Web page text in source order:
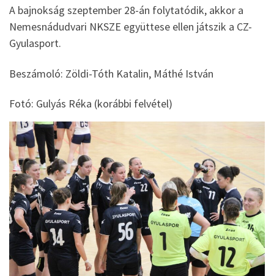
A bajnokság szeptember 28-án folytatódik, akkor a
Nemesnádudvari NKSZE együttese ellen játszik a CZ-
Gyulasport.
Beszámoló: Zöldi-Tóth Katalin, Máthé István
Fotó: Gulyás Réka (korábbi felvétel)